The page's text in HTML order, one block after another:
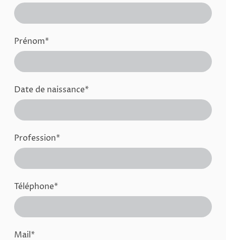
Prénom*
Date de naissance*
Profession*
Téléphone*
Mail*